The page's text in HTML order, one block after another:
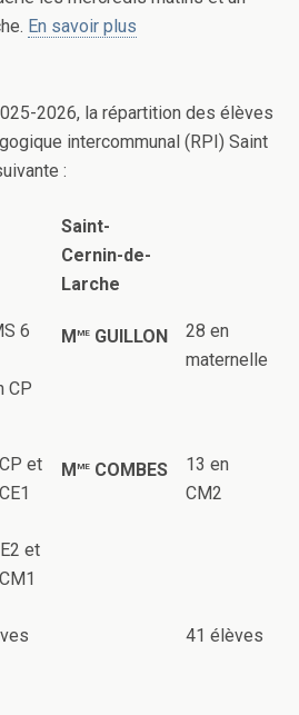
En savoir plus
2026, la répartition des élèves
intercommunal (RPI) Saint
:
Saint-
Cernin-de-
Larche
6
CP
M me GUILLON
28 en
maternelle
et
M me COMBES
13 en
CM2
et
41 élèves